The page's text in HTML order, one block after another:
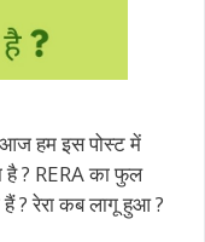
आज हम इस पोस्ट में
है ? RERA का फुल
? रेरा कब लागू हुआ ?